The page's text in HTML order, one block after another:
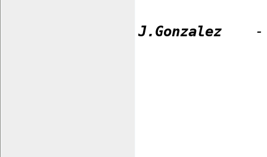
J.Gonzalez -